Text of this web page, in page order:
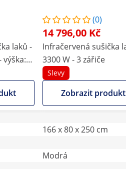
laků -
výška:
(0)
14 796,00 Kč
Infračervená sušička
3300 W - 3 zářiče
Slevy
Zobrazit produkt
166 x 80 x 250 cm
Modrá